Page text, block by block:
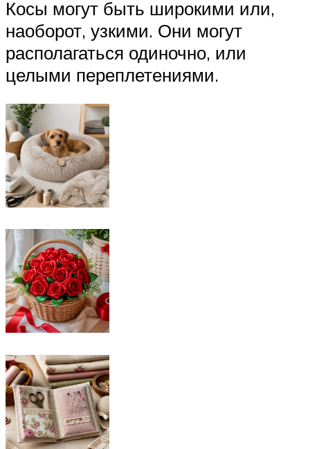
Косы могут быть широкими или,
наоборот, узкими. Они могут
располагаться одиночно, или
целыми переплетениями.